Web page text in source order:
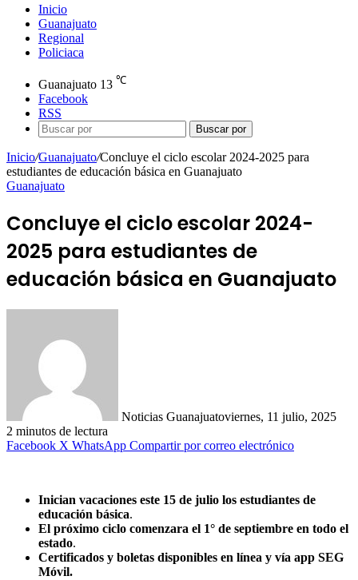
Inicio
Guanajuato
Regional
Policiaca
Guanajuato 13 ℃
Facebook
RSS
Buscar por
Inicio/Guanajuato/Concluye el ciclo escolar 2024-2025 para
estudiantes de educación básica en Guanajuato
Guanajuato
Concluye el ciclo escolar 2024-
2025 para estudiantes de
educación básica en Guanajuato
Noticias Guanajuatoviernes, 11 julio, 2025
2 minutos de lectura
Facebook X WhatsApp Compartir por correo electrónico
Inician vacaciones este 15 de julio los estudiantes de
educación básica.
El próximo ciclo comenzara el 1° de septiembre en todo el
estado.
Certificados y boletas disponibles en línea y vía app SEG
Móvil.